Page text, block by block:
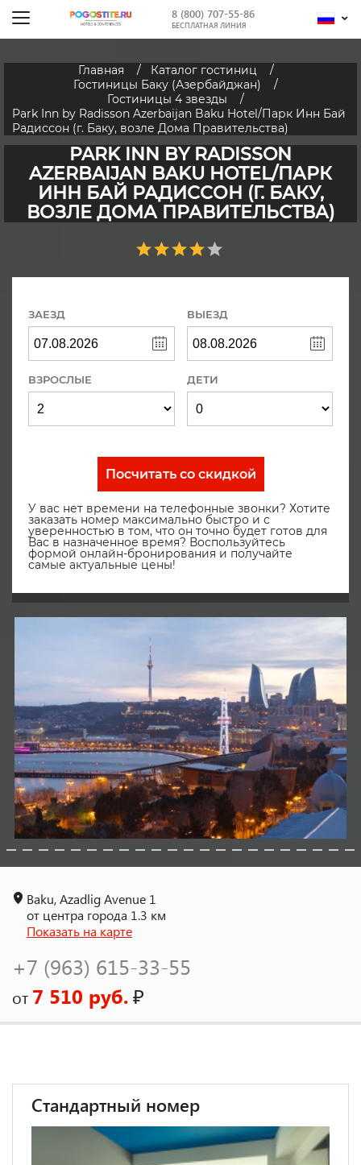
8 (800) 707-55-86
БЕСПЛАТНАЯ ЛИНИЯ
Главная
Каталог гостиниц
Гостиницы Баку (Азербайджан)
Гостиницы 4 звезды
Park Inn by Radisson Azerbaijan Baku Hotel/Парк Инн Бай
Радиссон (г. Баку, возле Дома Правительства)
PARK INN BY RADISSON
AZERBAIJAN BAKU HOTEL/ПАРК
ИНН БАЙ РАДИССОН (Г. БАКУ,
ВОЗЛЕ ДОМА ПРАВИТЕЛЬСТВА)
ЗАЕЗД ВЫЕЗД
ВЗРОСЛЫЕ ДЕТИ
Посчитать со скидкой
У вас нет времени на телефонные звонки? Хотите
заказать номер максимально быстро и с
уверенностью в том, что он точно будет готов для
Вас в назначенное время? Воспользуйтесь
формой онлайн-бронирования и получайте
самые актуальные цены!
Baku, Azadlig Avenue 1
от центра города 1.3 км
Показать на карте
+7 (963) 615-33-55
от 7 510 руб.₽
Стандартный номер